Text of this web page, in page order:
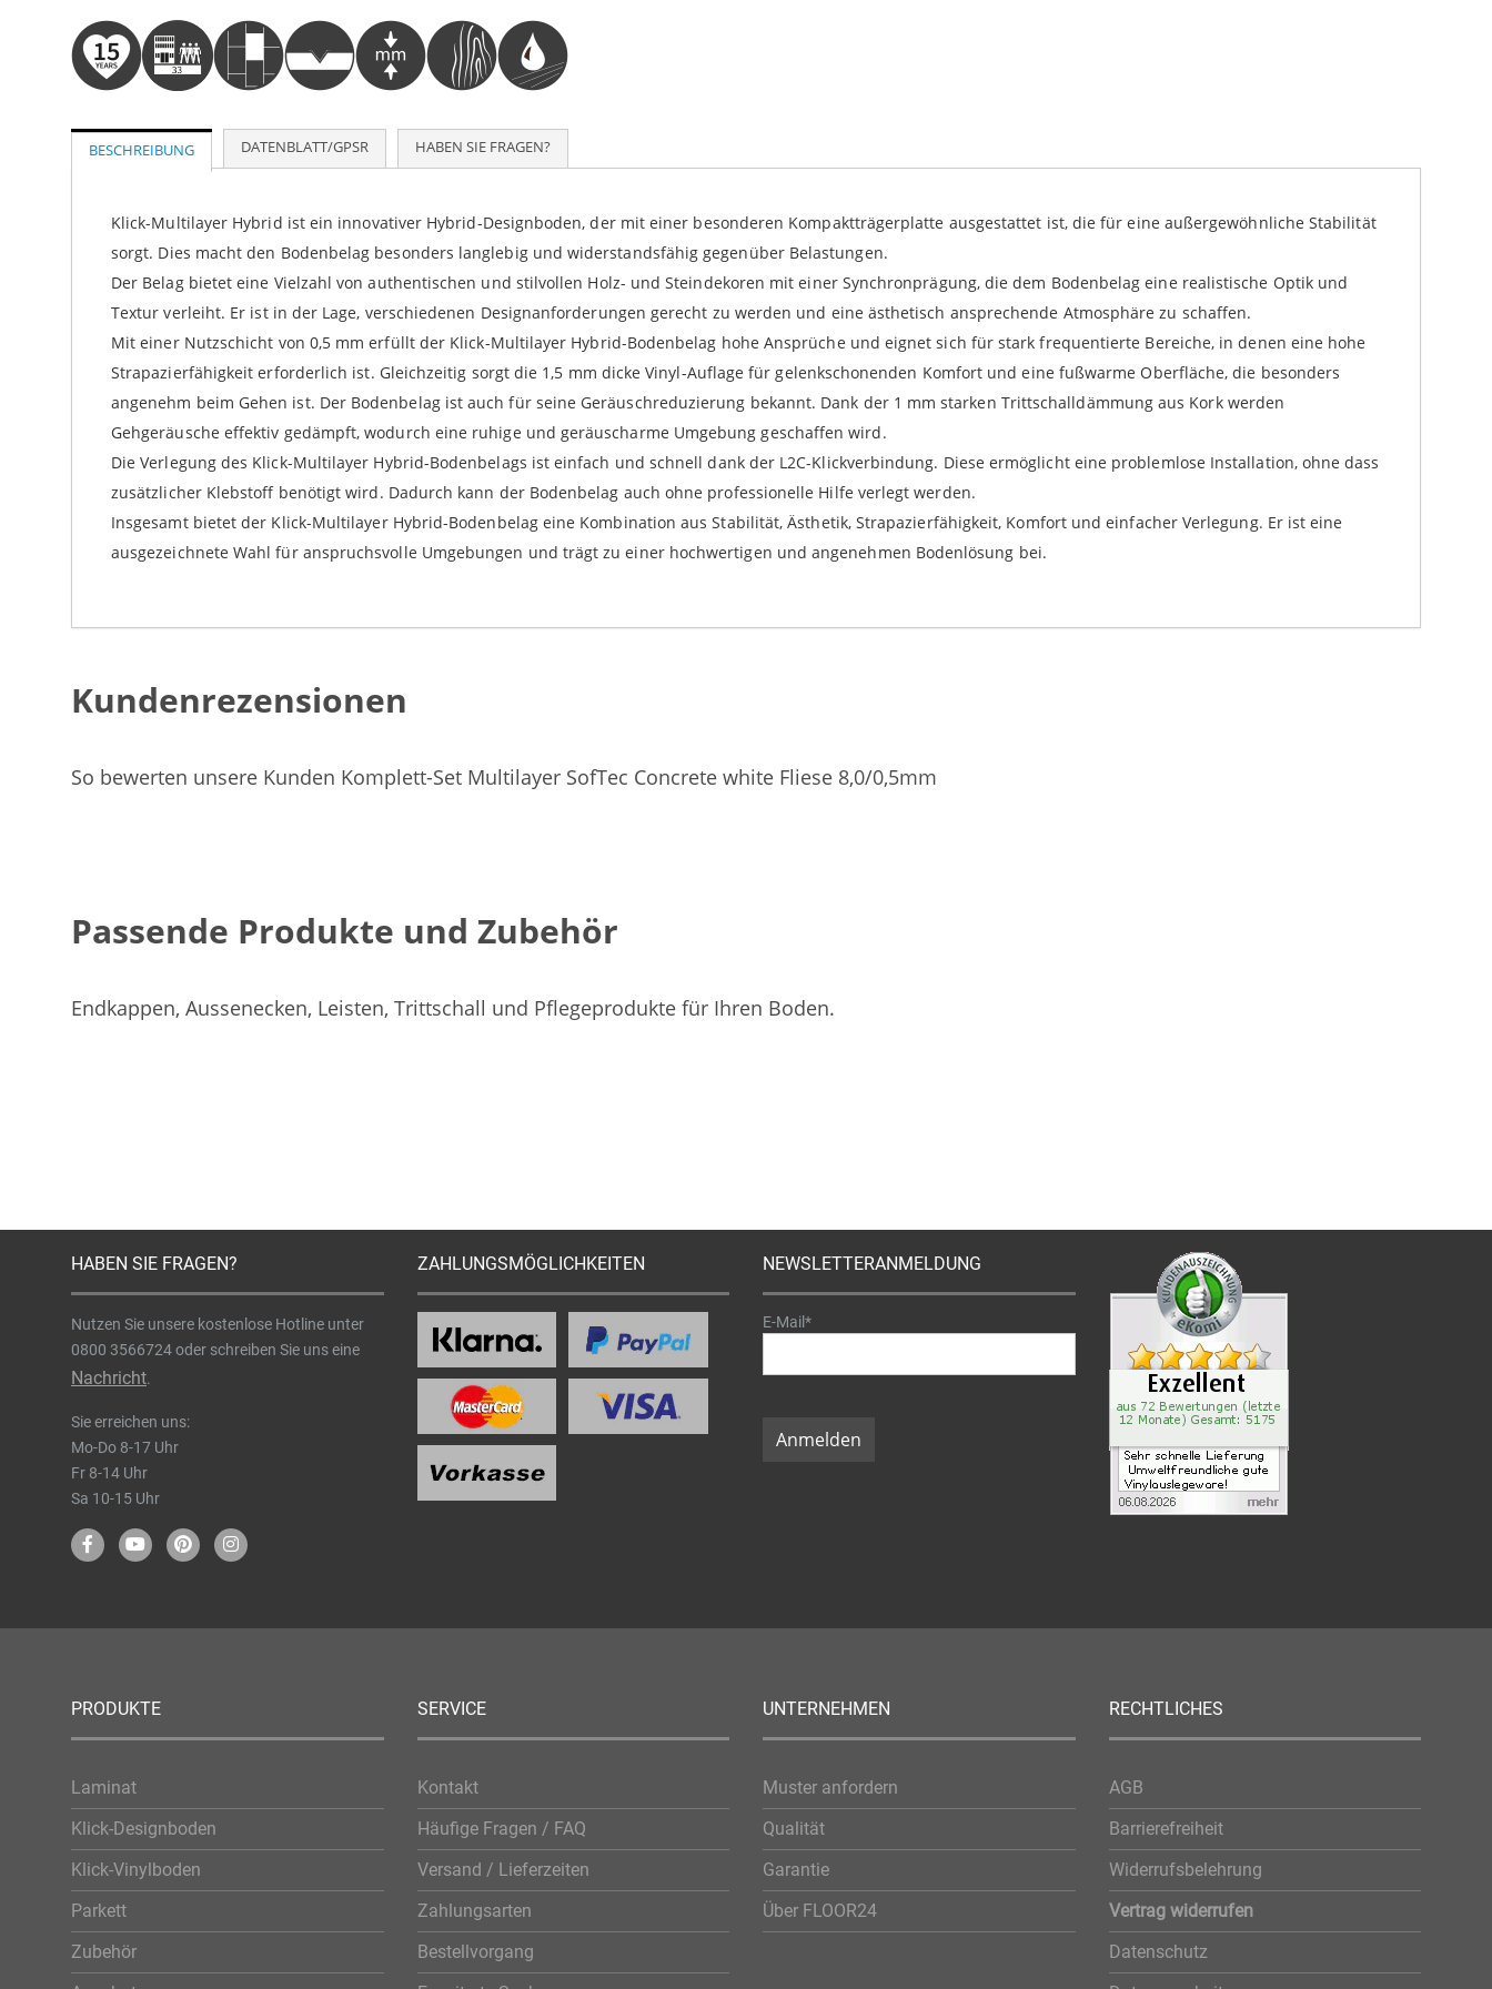
BESCHREIBUNG
Klick-Multilayer Hybrid ist ein innovativer Hybrid-Designboden, der mit einer besonderen Kompaktträgerplatte ausgestattet ist, die für eine außergewöhnliche Stabilität
sorgt. Dies macht den Bodenbelag besonders langlebig und widerstandsfähig gegenüber Belastungen.
Der Belag bietet eine Vielzahl von authentischen und stilvollen Holz- und Steindekoren mit einer Synchronprägung, die dem Bodenbelag eine realistische Optik und
Textur verleiht. Er ist in der Lage, verschiedenen Designanforderungen gerecht zu werden und eine ästhetisch ansprechende Atmosphäre zu schaffen.
Mit einer Nutzschicht von 0,5 mm erfüllt der Klick-Multilayer Hybrid-Bodenbelag hohe Ansprüche und eignet sich für stark frequentierte Bereiche, in denen eine hohe
Strapazierfähigkeit erforderlich ist. Gleichzeitig sorgt die 1,5 mm dicke Vinyl-Auflage für gelenkschonenden Komfort und eine fußwarme Oberfläche, die besonders
angenehm beim Gehen ist. Der Bodenbelag ist auch für seine Geräuschreduzierung bekannt. Dank der 1 mm starken Trittschalldämmung aus Kork werden
Gehgeräusche effektiv gedämpft, wodurch eine ruhige und geräuscharme Umgebung geschaffen wird.
Die Verlegung des Klick-Multilayer Hybrid-Bodenbelags ist einfach und schnell dank der L2C-Klickverbindung. Diese ermöglicht eine problemlose Installation, ohne dass
zusätzlicher Klebstoff benötigt wird. Dadurch kann der Bodenbelag auch ohne professionelle Hilfe verlegt werden.
Insgesamt bietet der Klick-Multilayer Hybrid-Bodenbelag eine Kombination aus Stabilität, Ästhetik, Strapazierfähigkeit, Komfort und einfacher Verlegung. Er ist eine
ausgezeichnete Wahl für anspruchsvolle Umgebungen und trägt zu einer hochwertigen und angenehmen Bodenlösung bei.
DATENBLATT/GPSR HABEN SIE FRAGEN?
Kundenrezensionen
So bewerten unsere Kunden Komplett-Set Multilayer SofTec Concrete white Fliese 8,0/0,5mm
Passende Produkte und Zubehör
Endkappen, Aussenecken, Leisten, Trittschall und Pflegeprodukte für Ihren Boden.
HABEN SIE FRAGEN?
Nutzen Sie unsere kostenlose Hotline unter
0800 3566724oder schreiben Sie uns eine
Nachricht.
Sie erreichen uns:
Mo-Do 8-17 Uhr
Fr 8-14 Uhr
Sa 10-15 Uhr
ZAHLUNGSMÖGLICHKEITEN NEWSLETTERANMELDUNG
E-Mail*
Anmelden
PRODUKTE
Laminat
Klick-Designboden
Klick-Vinylboden
Parkett
Zubehör
SERVICE
Kontakt
Häufige Fragen / FAQ
Versand / Lieferzeiten
Zahlungsarten
Bestellvorgang
UNTERNEHMEN
Muster anfordern
Qualität
Garantie
Über FLOOR24
RECHTLICHES
AGB
Barrierefreiheit
Widerrufsbelehrung
Vertrag widerrufen
Datenschutz